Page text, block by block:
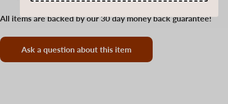
All items are backed by our 30 day money back guarantee!
Ask a question about this item